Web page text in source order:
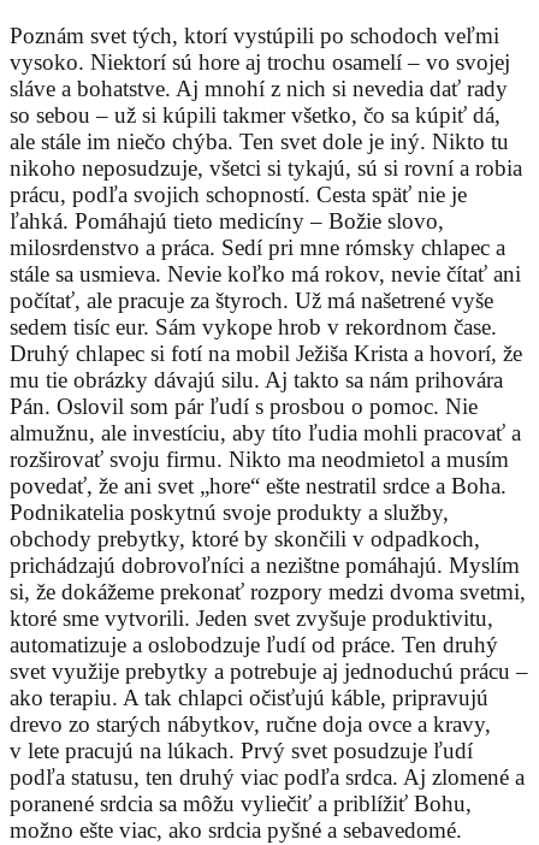
Poznám svet tých, ktorí vystúpili po schodoch veľmi
vysoko. Niektorí sú hore aj trochu osamelí – vo svojej
sláve a bohatstve. Aj mnohí z nich si nevedia dať rady
so sebou – už si kúpili takmer všetko, čo sa kúpiť dá,
ale stále im niečo chýba. Ten svet dole je iný. Nikto tu
nikoho neposudzuje, všetci si tykajú, sú si rovní a robia
prácu, podľa svojich schopností. Cesta späť nie je
ľahká. Pomáhajú tieto medicíny – Božie slovo,
milosrdenstvo a práca. Sedí pri mne rómsky chlapec a
stále sa usmieva. Nevie koľko má rokov, nevie čítať ani
počítať, ale pracuje za štyroch. Už má našetrené vyše
sedem tisíc eur. Sám vykope hrob v rekordnom čase.
Druhý chlapec si fotí na mobil Ježiša Krista a hovorí, že
mu tie obrázky dávajú silu. Aj takto sa nám prihovára
Pán. Oslovil som pár ľudí s prosbou o pomoc. Nie
almužnu, ale investíciu, aby títo ľudia mohli pracovať a
rozširovať svoju firmu. Nikto ma neodmietol a musím
povedať, že ani svet „hore“ ešte nestratil srdce a Boha.
Podnikatelia poskytnú svoje produkty a služby,
obchody prebytky, ktoré by skončili v odpadkoch,
prichádzajú dobrovoľníci a nezištne pomáhajú. Myslím
si, že dokážeme prekonať rozpory medzi dvoma svetmi,
ktoré sme vytvorili. Jeden svet zvyšuje produktivitu,
automatizuje a oslobodzuje ľudí od práce. Ten druhý
svet využije prebytky a potrebuje aj jednoduchú prácu –
ako terapiu. A tak chlapci očisťujú káble, pripravujú
drevo zo starých nábytkov, ručne doja ovce a kravy,
v lete pracujú na lúkach. Prvý svet posudzuje ľudí
podľa statusu, ten druhý viac podľa srdca. Aj zlomené a
poranené srdcia sa môžu vyliečiť a priblížiť Bohu,
možno ešte viac, ako srdcia pyšné a sebavedomé.